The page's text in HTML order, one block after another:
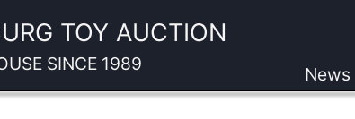
TOY AUCTION
SINCE 1989 News